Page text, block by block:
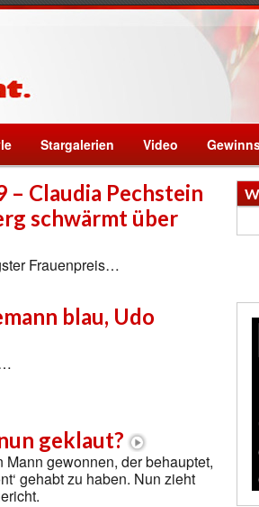
Stargalerien Video
Claudia Pechstein
schwärmt über
Frauenpreis…
blau, Udo
geklaut?
gewonnen, der behauptet,
gehabt zu haben. Nun zieht